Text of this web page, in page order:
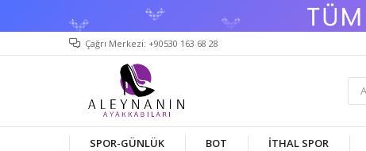
Çağrı Merkezi: +90530 163 68 28
SPOR-GÜNLÜK BOT İTHAL SPOR